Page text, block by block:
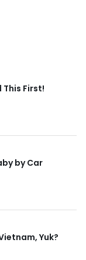
This First!
by Car
Yuk?